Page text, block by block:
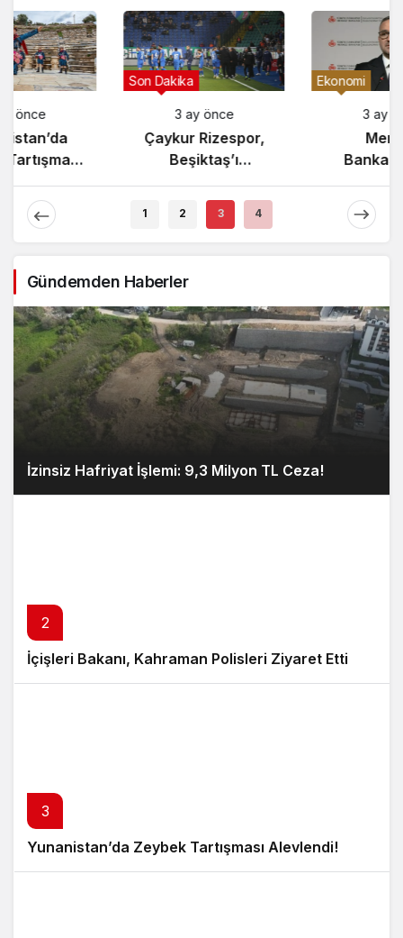
Gündem
Yunanistan’da
Zeybek Tartışması
Alevlendi!
Son Dakika
Çaykur Rizespor,
Ağırlıyor!
1 2 3 4
Gündemden Haberler
İzinsiz Hafriyat İşlemi: 9,3 Milyon TL Ceza!
2
İçişleri Bakanı, Kahraman Polisleri Ziyaret Etti
3
Yunanistan’da Zeybek Tartışması Alevlendi!